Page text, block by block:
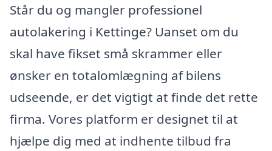
Står du og mangler professionel
autolakering i Kettinge? Uanset om du
skal have fikset små skrammer eller
ønsker en totalomlægning af bilens
udseende, er det vigtigt at finde det rette
firma. Vores platform er designet til at
hjælpe dig med at indhente tilbud fra